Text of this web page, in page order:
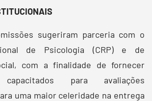
sugeriram parceria com o
de Psicologia (CRP) e de
com a finalidade de fornecer
capacitados para avaliações
uma maior celeridade na entrega